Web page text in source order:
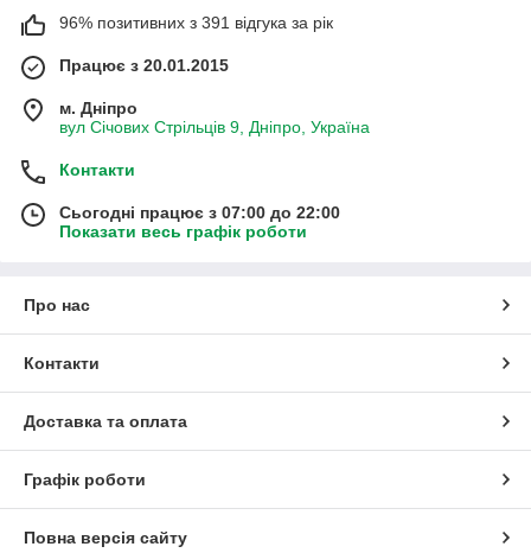
96% позитивних з 391 відгука за рік
Працює з 20.01.2015
м. Дніпро
вул Січових Стрільців 9, Дніпро, Україна
Контакти
Сьогодні працює з 07:00 до 22:00
Показати весь графік роботи
Про нас
Контакти
Доставка та оплата
Графік роботи
Повна версія сайту